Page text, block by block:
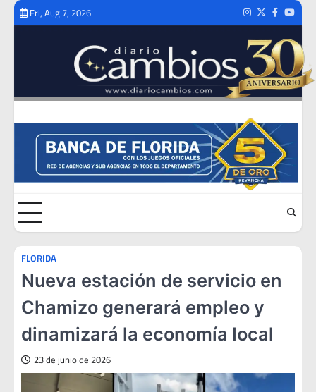
Skip
Fri, Aug 7, 2026 Instagram
TwitterFacebook
FLORIDA
Nueva estación de servicio en
Chamizo generará empleo y
dinamizará la economía local
23 de junio de 2026